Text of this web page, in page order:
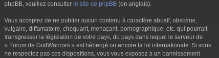
phpBB, veuillez consulter le site de phpBB (en anglais).
Vous acceptez de ne publier aucun contenu à caractère abusif, obscène,
vulgaire, diffamatoire, choquant, menaçant, pornographique, etc. qui pourrait
transgresser la législation de votre pays, du pays dans lequel le serveur de
« Forum de GodWarriors » est hébergé ou encore la loi internationale. Si vous
ne respectez pas ces dispositions, vous vous exposez à un bannissement